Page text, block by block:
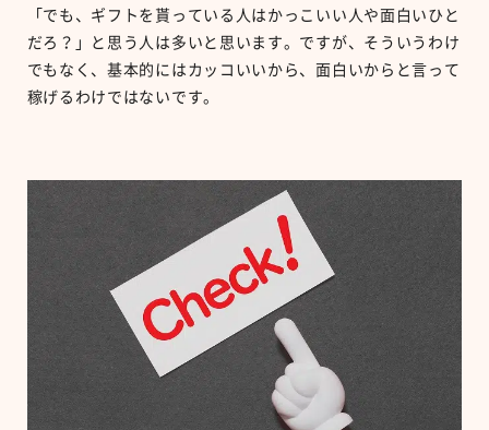
「でも、ギフトを貰っている人はかっこいい人や面白いひと
だろ？」と思う人は多いと思います。ですが、そういうわけ
でもなく、基本的にはカッコいいから、面白いからと言って
稼げるわけではないです。